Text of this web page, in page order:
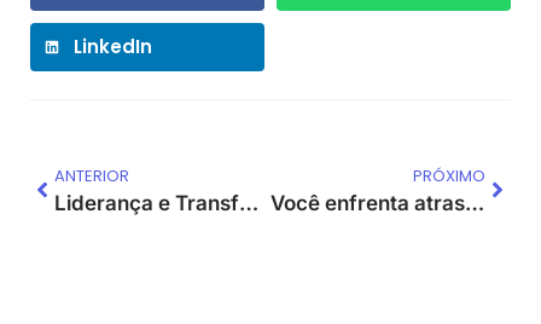
LinkedIn
ANTERIOR
Liderança e Transformação: A Jornada Lean de Ana
PRÓXIMO
Você enfrenta atrasos na entrega dos seus produtos aos clientes? Aqui estão 5 dicas para melhorar a eficiência da entrega